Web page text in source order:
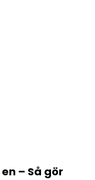
– Så gör